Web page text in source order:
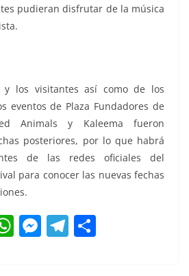
pudieran disfrutar de la música
los visitantes así como de los
eventos de Plaza Fundadores de
Animals y Kaleema fueron
posteriores, por lo que habrá
de las redes oficiales del
para conocer las nuevas fechas
W M T